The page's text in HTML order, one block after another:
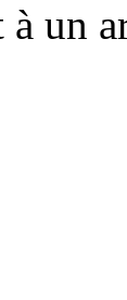
à un